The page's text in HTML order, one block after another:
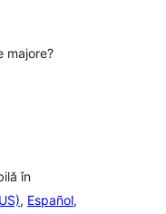
majore?
în
, Español,